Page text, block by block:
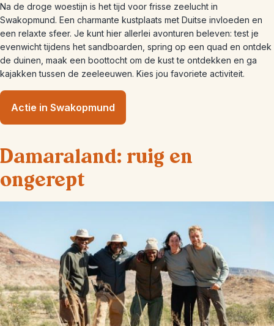
Na de droge woestijn is het tijd voor frisse zeelucht in
Swakopmund. Een charmante kustplaats met Duitse invloeden en
een relaxte sfeer. Je kunt hier allerlei avonturen beleven: test je
evenwicht tijdens het sandboarden, spring op een quad en ontdek
de duinen, maak een boottocht om de kust te ontdekken en ga
kajakken tussen de zeeleeuwen. Kies jou favoriete activiteit.
Actie in Swakopmund
Damaraland: ruig en
ongerept